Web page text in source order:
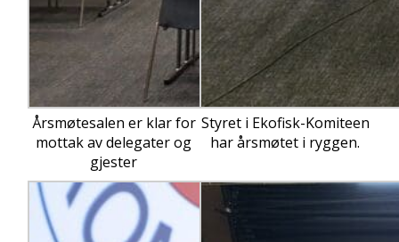
Årsmøtesalen er klar for
mottak av delegater og
gjester
Styret i Ekofisk-Komiteen
har årsmøtet i ryggen.